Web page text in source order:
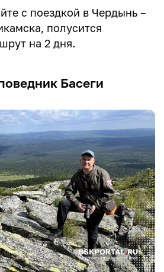
с поездкой в Чердынь –
полусится
на 2 дня.
Басеги